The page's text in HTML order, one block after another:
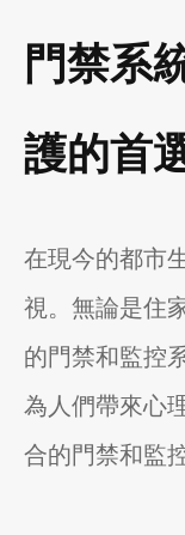
門禁系
護的首
在現今的都市
視。無論是住
的門禁和監控
為人們帶來心
合的門禁和監